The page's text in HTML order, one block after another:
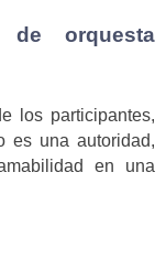
de orquesta
los participantes,
es una autoridad,
en una